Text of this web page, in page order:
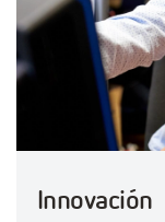
Innovación